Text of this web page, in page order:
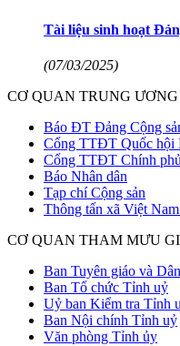
Tài liệu sinh hoạt
(07/03/2025)
CƠ QUAN TRUNG ƯƠNG
Báo ĐT Đảng Cộng
Cổng TTĐT Quốc
Cổng TTĐT Chính
Báo Nhân dân
Tạp chí Cộng sản
Thông tấn xã Việt
CƠ QUAN THAM MƯU
Ban Tuyên giáo và
Ban Tổ chức Tỉnh uỷ
Uỷ ban Kiểm tra Tỉnh
Ban Nội chính Tỉnh uỷ
Văn phòng Tỉnh ủy